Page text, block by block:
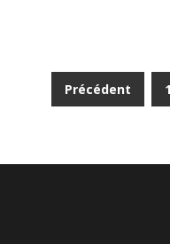
NavigationPrécédent 1